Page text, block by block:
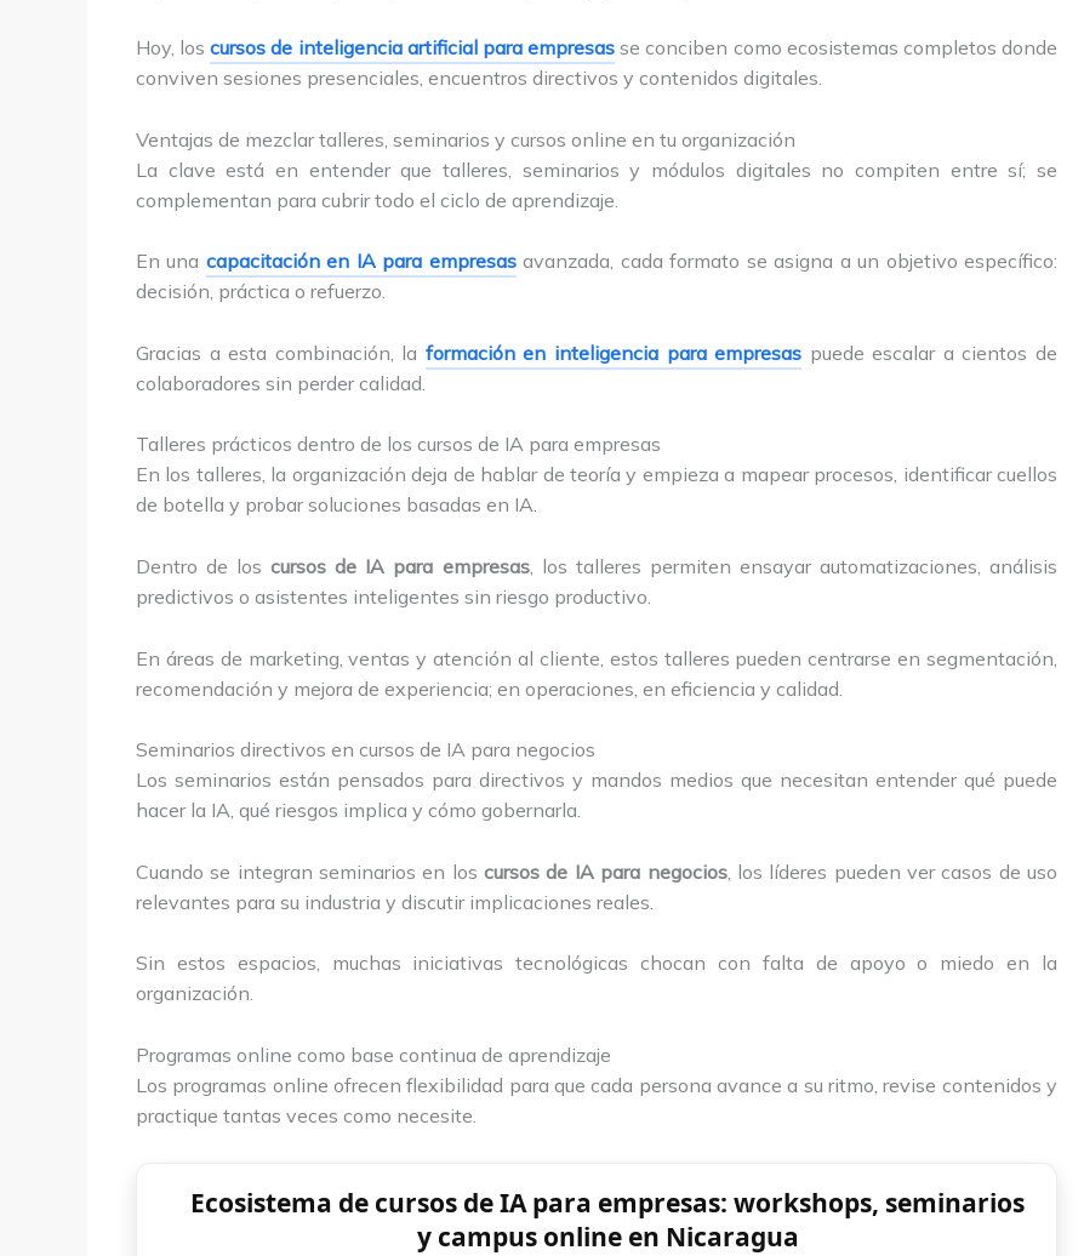
Hoy, loscursos de inteligencia artificial para empresas se conciben como ecosistemas completos donde
conviven sesiones presenciales, encuentros directivos y contenidos digitales.
Ventajas de mezclar talleres, seminarios y cursos online en tu organización
La clave está en entender que talleres, seminarios y módulos digitales no compiten entre sí; se
complementan para cubrir todo el ciclo de aprendizaje.
En una capacitación en IA para empresasavanzada, cada formato se asigna a un objetivo específico:
decisión, práctica o refuerzo.
Gracias a esta combinación, la formación en inteligencia para empresas puede escalar a cientos de
colaboradores sin perder calidad.
Talleres prácticos dentro de los cursos de IA para empresas
En los talleres, la organización deja de hablar de teoría y empieza a mapear procesos, identificar cuellos
de botella y probar soluciones basadas en IA.
Dentro de loscursos de IA para empresas, los talleres permiten ensayar automatizaciones, análisis
predictivos o asistentes inteligentes sin riesgo productivo.
En áreas de marketing, ventas y atención al cliente, estos talleres pueden centrarse en segmentación,
recomendación y mejora de experiencia; en operaciones, en eficiencia y calidad.
Seminarios directivos en cursos de IA para negocios
Los seminarios están pensados para directivos y mandos medios que necesitan entender qué puede
hacer la IA, qué riesgos implica y cómo gobernarla.
Cuando se integran seminarios en loscursos de IA para negocios, los líderes pueden ver casos de uso
relevantes para su industria y discutir implicaciones reales.
Sin estos espacios, muchas iniciativas tecnológicas chocan con falta de apoyo o miedo en la
organización.
Programas online como base continua de aprendizaje
Los programas online ofrecen flexibilidad para que cada persona avance a su ritmo, revise contenidos y
practique tantas veces como necesite.
Ecosistema de cursos de IA para empresas: workshops, seminarios
y campus online en Nicaragua